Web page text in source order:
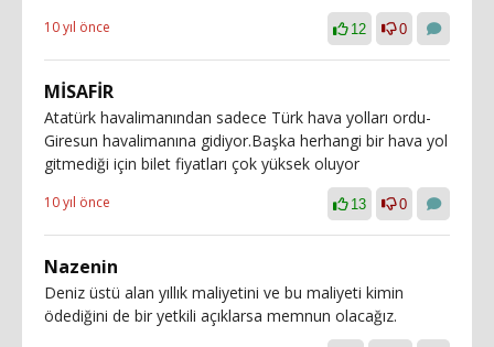
10 yıl önce 12 0
MİSAFİR
Atatürk havalimanından sadece Türk hava yolları ordu-
Giresun havalimanına gidiyor.Başka herhangi bir hava yol
gitmediği için bilet fiyatları çok yüksek oluyor
10 yıl önce 13 0
Nazenin
Deniz üstü alan yıllık maliyetini ve bu maliyeti kimin
ödediğini de bir yetkili açıklarsa memnun olacağız.